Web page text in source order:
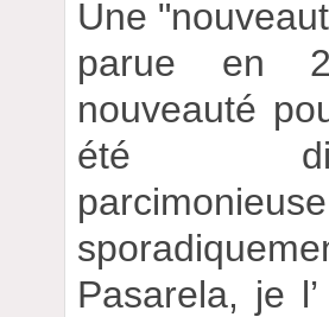
Une
parue en
nouveauté
été
Pasarela, je